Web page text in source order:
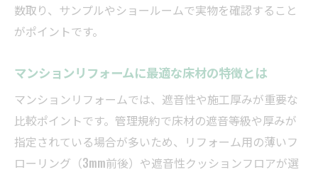
数取り、サンプルやショールームで実物を確認すること
がポイントです。
マンションリフォームに最適な床材の特徴とは
マンションリフォームでは、遮音性や施工厚みが重要な
比較ポイントです。管理規約で床材の遮音等級や厚みが
指定されている場合が多いため、リフォーム用の薄いフ
ローリング（3mm前後）や遮音性クッションフロアが選